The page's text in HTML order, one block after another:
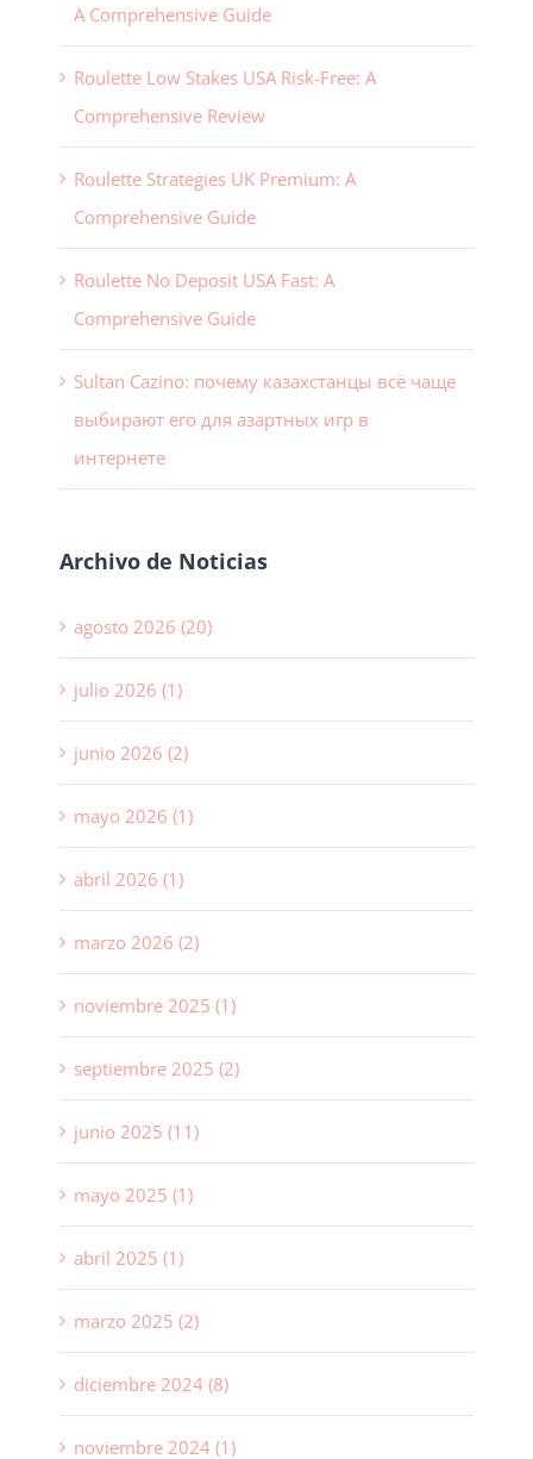
A Comprehensive Guide
Roulette Low Stakes USA Risk-Free: A
Comprehensive Review
Roulette Strategies UK Premium: A
Comprehensive Guide
Roulette No Deposit USA Fast: A
Comprehensive Guide
Sultan Cazino: почему казахстанцы всё чаще
выбирают его для азартных игр в
интернете
Archivo de Noticias
agosto 2026 (20)
julio 2026 (1)
junio 2026 (2)
mayo 2026 (1)
abril 2026 (1)
marzo 2026 (2)
noviembre 2025 (1)
septiembre 2025 (2)
junio 2025 (11)
mayo 2025 (1)
abril 2025 (1)
marzo 2025 (2)
diciembre 2024 (8)
noviembre 2024 (1)